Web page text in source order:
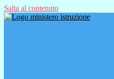
Salta al contenuto